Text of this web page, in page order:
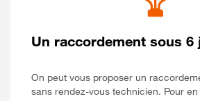
Un raccordement sous 6
On peut vous proposer un
sans rendez-vous technicien. Pour en